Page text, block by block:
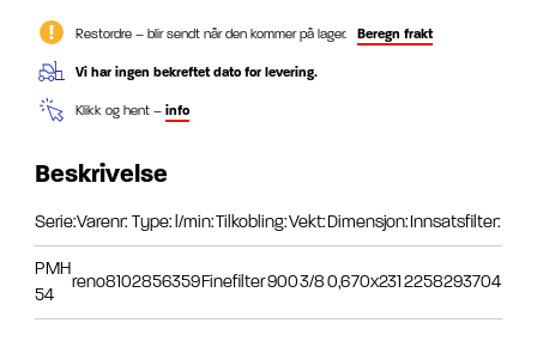
Restordre – blir sendt når den kommer på lager. Beregn frakt
Vi har ingen bekreftet dato for levering.
Klikk og hent – info
Beskrivelse
Serie:Varenr: Type: l/min:Tilkobling:Vekt:Dimensjon:Innsatsfilter:
PMH
54
reno8102856359Finefilter9003/80,670x2312258293704